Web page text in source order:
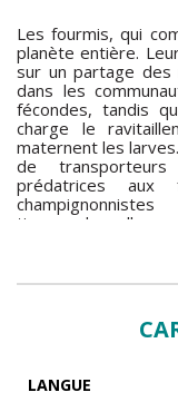
Les fourmis, qui
planète entière.
sur un partage des
dans les
fécondes, tandis
charge le
maternent les
de transporteurs
prédatrices aux
tisserandes, elles
spécialisées et
continent à l'autre,
de 80 superbes
passionnera et
LANGUE